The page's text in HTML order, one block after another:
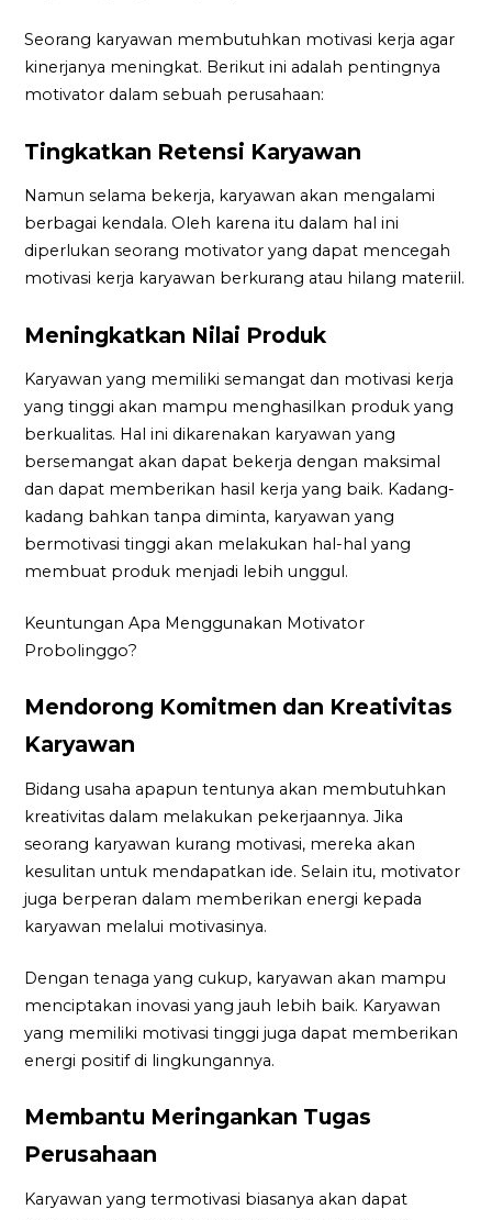
Seorang karyawan membutuhkan motivasi kerja agar
kinerjanya meningkat. Berikut ini adalah pentingnya
motivator dalam sebuah perusahaan:
Tingkatkan Retensi Karyawan
Namun selama bekerja, karyawan akan mengalami
berbagai kendala. Oleh karena itu dalam hal ini
diperlukan seorang motivator yang dapat mencegah
motivasi kerja karyawan berkurang atau hilang materiil.
Meningkatkan Nilai Produk
Karyawan yang memiliki semangat dan motivasi kerja
yang tinggi akan mampu menghasilkan produk yang
berkualitas. Hal ini dikarenakan karyawan yang
bersemangat akan dapat bekerja dengan maksimal
dan dapat memberikan hasil kerja yang baik. Kadang-
kadang bahkan tanpa diminta, karyawan yang
bermotivasi tinggi akan melakukan hal-hal yang
membuat produk menjadi lebih unggul.
Keuntungan Apa Menggunakan Motivator
Probolinggo?
Mendorong Komitmen dan Kreativitas
Karyawan
Bidang usaha apapun tentunya akan membutuhkan
kreativitas dalam melakukan pekerjaannya. Jika
seorang karyawan kurang motivasi, mereka akan
kesulitan untuk mendapatkan ide. Selain itu, motivator
juga berperan dalam memberikan energi kepada
karyawan melalui motivasinya.
Dengan tenaga yang cukup, karyawan akan mampu
menciptakan inovasi yang jauh lebih baik. Karyawan
yang memiliki motivasi tinggi juga dapat memberikan
energi positif di lingkungannya.
Membantu Meringankan Tugas
Perusahaan
Karyawan yang termotivasi biasanya akan dapat